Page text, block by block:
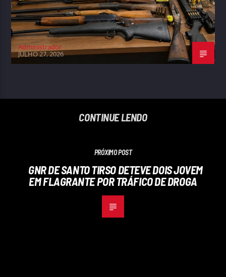
Administrador
JULHO 27, 2026
CONTINUE LENDO
PRÓXIMO POST
GNR DE SANTO TIRSO DETEVE DOIS JOVEM
EM FLAGRANTE POR TRÁFICO DE DROGA